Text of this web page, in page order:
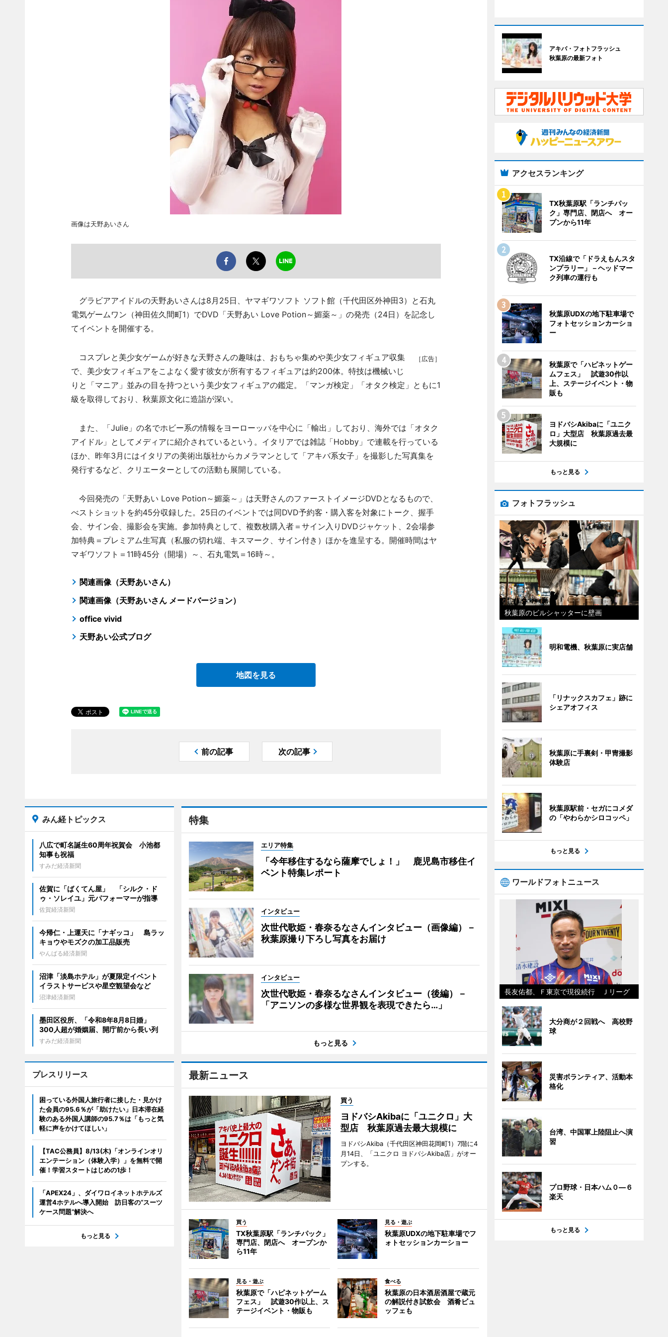
画像は天野あいさん
グラビアアイドルの天野あいさんは8月25日、ヤマギワソフト ソフト館（千代田区外神田3）と石丸
電気ゲームワン（神田佐久間町1）でDVD「天野あい Love Potion～媚薬～」の発売（24日）を記念し
てイベントを開催する。
［広告］
コスプレと美少女ゲームが好きな天野さんの趣味は、おもちゃ集めや美少女フィギュア収集
で、美少女フィギュアをこよなく愛す彼女が所有するフィギュアは約200体。特技は機械いじ
りと「マニア」並みの目を持つという美少女フィギュアの鑑定。「マンガ検定」「オタク検定」ともに1
級を取得しており、秋葉原文化に造詣が深い。
また、「Julie」の名でホビー系の情報をヨーローッパを中心に「輸出」しており、海外では「オタク
アイドル」としてメディアに紹介されているという。イタリアでは雑誌「Hobby」で連載を行っている
ほか、昨年3月にはイタリアの美術出版社からカメラマンとして「アキバ系女子」を撮影した写真集を
発行するなど、クリエーターとしての活動も展開している。
今回発売の「天野あい Love Potion～媚薬～」は天野さんのファーストイメージDVDとなるもので、
べストショットを約45分収録した。25日のイベントでは同DVD予約客・購入客を対象にトーク、握手
会、サイン会、撮影会を実施。参加特典として、複数枚購入者＝サイン入りDVDジャケット、2会場参
加特典＝プレミアム生写真（私服の切れ端、キスマーク、サイン付き）ほかを進呈する。開催時間はヤ
マギワソフト＝11時45分（開場）～、石丸電気＝16時～。
関連画像（天野あいさん）
関連画像（天野あいさん メードバージョン）
office vivid
天野あい公式ブログ
地図を見る
前の記事 次の記事
特集
エリア特集
「今年移住するなら薩摩でしょ！」 鹿児島市移住イ
ベント特集レポート
インタビュー
次世代歌姫・春奈るなさんインタビュー（画像編）－
秋葉原撮り下ろし写真をお届け
インタビュー
次世代歌姫・春奈るなさんインタビュー（後編）－
「アニソンの多様な世界観を表現できたら…」
もっと見る
最新ニュース
買う
ヨドバシAkibaに「ユニクロ」大
型店 秋葉原過去最大規模に
ヨドバシAkiba（千代田区神田花岡町1）7階に4
月14日、「ユニクロ ヨドバシAkiba店」がオー
プンする。
買う
TX秋葉原駅「ランチパック」
専門店、閉店へ オープンか
ら11年
見る・遊ぶ
秋葉原UDXの地下駐車場でフ
ォトセッションカーショー
見る・遊ぶ
秋葉原で「ハピネットゲーム
フェス」 試遊30作以上、ス
テージイベント・物販も
食べる
秋葉原の日本酒居酒屋で蔵元
の解説付き試飲会 酒肴ビュ
ッフェも
みん経トピックス
八広で町名誕生60周年祝賀会 小池都
知事も祝福
すみだ経済新聞
佐賀に「ばくてん屋」 「シルク・ド
ゥ・ソレイユ」元パフォーマーが指導
佐賀経済新聞
今帰仁・上運天に「ナギッコ」 島ラッ
キョウやモズクの加工品販売
やんばる経済新聞
沼津「淡島ホテル」が夏限定イベント
イラストサービスや星空観望会など
沼津経済新聞
墨田区役所、「令和8年8月8日婚」
300人超が婚姻届、開庁前から長い列
すみだ経済新聞
プレスリリース
困っている外国人旅行者に接した・見かけ
た会員の95.6％が「助けたい」日本滞在経
験のある外国人講師の95.7％は「もっと気
軽に声をかけてほしい」
【TAC公務員】8/13(木)「オンラインオリ
エンテーション（体験入学）」を無料で開
催！学習スタートはじめの1歩！
「APEX24」、ダイワロイネットホテルズ
運営4ホテルへ導入開始 訪日客の“スーツ
ケース問題”解決へ
もっと見る
アキバ・フォトフラッシュ
秋葉原の最新フォト
アクセスランキング
TX秋葉原駅「ランチパッ
ク」専門店、閉店へ オー
プンから11年
TX沿線で「ドラえもんスタ
ンプラリー」－ヘッドマー
ク列車の運行も
秋葉原UDXの地下駐車場で
フォトセッションカーショ
ー
秋葉原で「ハピネットゲー
ムフェス」 試遊30作以
上、ステージイベント・物
販も
ヨドバシAkibaに「ユニク
ロ」大型店 秋葉原過去最
大規模に
もっと見る
フォトフラッシュ
秋葉原のビルシャッターに壁画
明和電機、秋葉原に実店舗
「リナックスカフェ」跡に
シェアオフィス
秋葉原に手裏剣・甲冑撮影
体験店
秋葉原駅前・セガにコメダ
の「やわらかシロコッペ」
もっと見る
ワールドフォトニュース
長友佑都、Ｆ東京で現役続行 Ｊリーグ
大分商が２回戦へ 高校野
球
災害ボランティア、活動本
格化
台湾、中国軍上陸阻止へ演
習
プロ野球・日本ハム０―６
楽天
もっと見る